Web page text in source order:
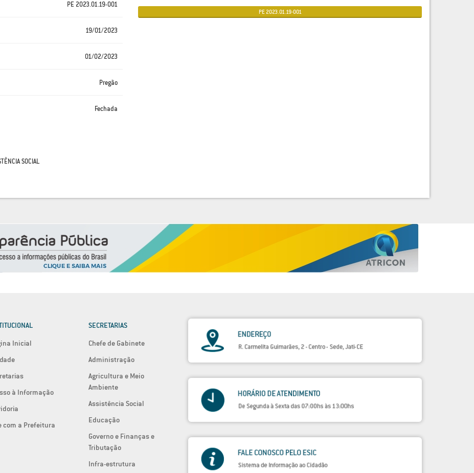
PE 2023.01.19-001
19/01/2023
01/02/2023
Pregão
Fechada
SOCIAL
PE 2023.01.19-001
Inicial
à Informação
com a Prefeitura
SECRETARIAS
Chefe de Gabinete
Administração
Agricultura e Meio
Ambiente
Assistência Social
Educação
Governo e Finanças e
Tributação
Infra-estrutura